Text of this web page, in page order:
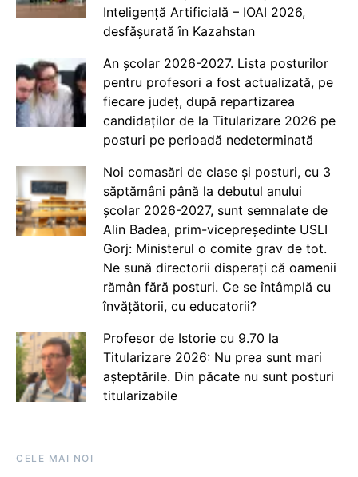
Inteligență Artificială – IOAI 2026,
desfășurată în Kazahstan
An școlar 2026-2027. Lista posturilor
pentru profesori a fost actualizată, pe
fiecare județ, după repartizarea
candidaților de la Titularizare 2026 pe
posturi pe perioadă nedeterminată
Noi comasări de clase și posturi, cu 3
săptămâni până la debutul anului
școlar 2026-2027, sunt semnalate de
Alin Badea, prim-vicepreședinte USLI
Gorj: Ministerul o comite grav de tot.
Ne sună directorii disperați că oamenii
rămân fără posturi. Ce se întâmplă cu
învățătorii, cu educatorii?
Profesor de Istorie cu 9.70 la
Titularizare 2026: Nu prea sunt mari
așteptările. Din păcate nu sunt posturi
titularizabile
CELE MAI NOI